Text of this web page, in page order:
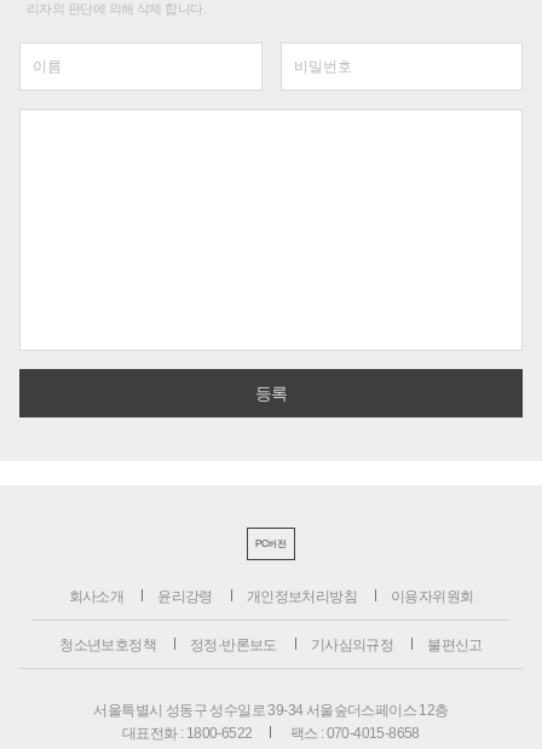
리자의 판단에 의해 삭제 합니다.
PC버전
회사소개 윤리강령 개인정보처리방침 이용자위원회
청소년보호정책 정정·반론보도 기사심의규정 불편신고
서울특별시 성동구 성수일로 39-34 서울숲더스페이스 12층
대표전화 : 1800-6522
팩스 : 070-4015-8658